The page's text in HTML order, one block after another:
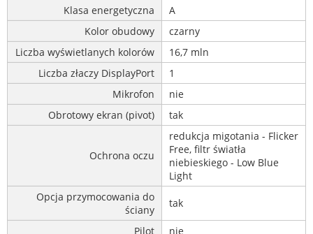
Klasa energetyczna
A
Kolor obudowy
czarny
Liczba wyświetlanych kolorów
16,7 mln
Liczba złaczy DisplayPort
1
Mikrofon
nie
Obrotowy ekran (pivot)
tak
Ochrona oczu
redukcja migotania - Flicker
Free, filtr światła
niebieskiego - Low Blue
Light
Opcja przymocowania do
ściany
tak
Pilot
nie